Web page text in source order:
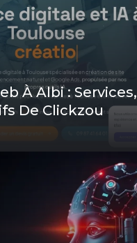
À Albi : Services,
De Clickzou